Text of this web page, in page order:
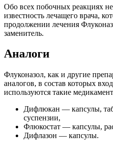
Обо всех побочных реакциях
известность лечащего врача,
продолжении лечения
заменитель.
Аналоги
Флуконазол, как и другие
аналогов, в состав которых
используются такие
Дифлюкан — капсулы,
суспензии,
Флюкостат — капсулы,
Дифлазон — капсулы.